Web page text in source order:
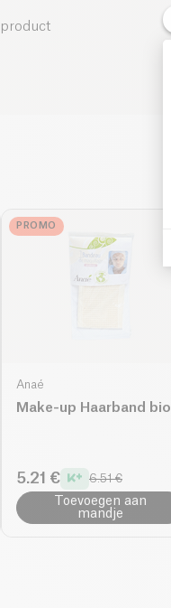
PROMO
Anaé
Make-up Haarband bio
5.21 € 6.51 €
Toevoegen aan
mandje